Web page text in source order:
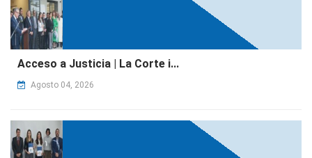
Acceso a Justicia | La Corte i...
Agosto 04, 2026